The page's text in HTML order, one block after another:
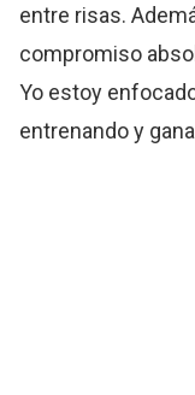
entre risas.
compromiso
Yo estoy
entrenando y